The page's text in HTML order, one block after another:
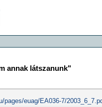
annak látszanunk"
pages/euag/EA036-7/